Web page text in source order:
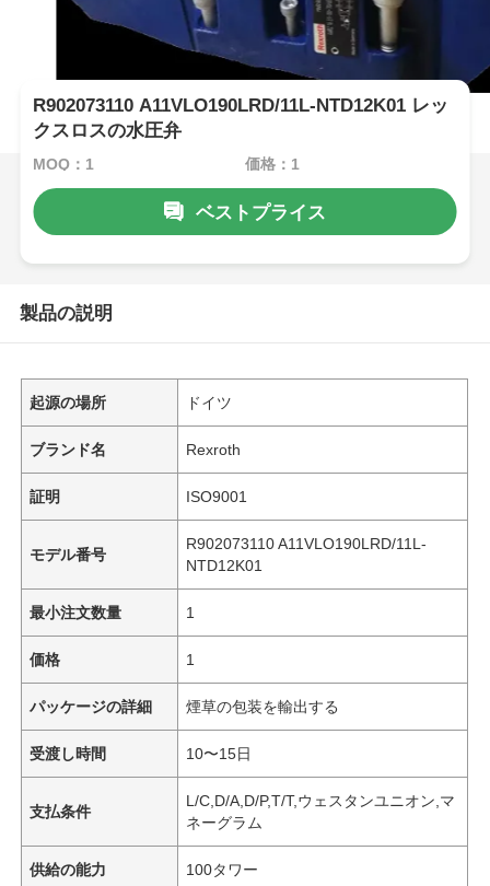
R902073110 A11VLO190LRD/11L-NTD12K01 レッ
クスロスの水圧弁
MOQ：1 価格：1
ベストプライス
製品の説明
起源の場所 ドイツ
ブランド名 Rexroth
証明 ISO9001
モデル番号
R902073110 A11VLO190LRD/11L-
NTD12K01
最小注文数量 1
価格 1
パッケージの詳細 煙草の包装を輸出する
受渡し時間 10〜15日
支払条件
L/C,D/A,D/P,T/T,ウェスタンユニオン,マ
ネーグラム
供給の能力 100タワー